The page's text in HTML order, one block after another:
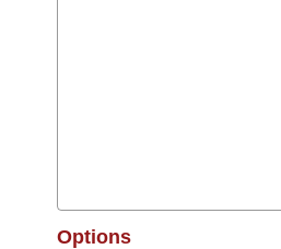
Options